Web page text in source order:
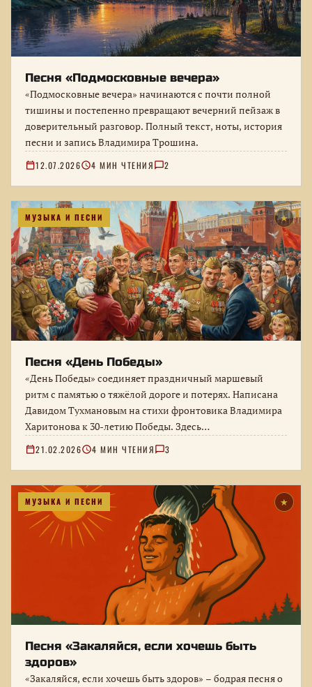
Песня «Подмосковные вечера»
«Подмосковные вечера» начинаются с почти полной
тишины и постепенно превращают вечерний пейзаж в
доверительный разговор. Полный текст, ноты, история
песни и запись Владимира Трошина.
12.07.2026 4 МИН ЧТЕНИЯ 2
МУЗЫКА И ПЕСНИ ★
Песня «День Победы»
«День Победы» соединяет праздничный маршевый
ритм с памятью о тяжёлой дороге и потерях. Написана
Давидом Тухмановым на стихи фронтовика Владимира
Харитонова к 30-летию Победы. Здесь…
21.02.2026 4 МИН ЧТЕНИЯ 3
МУЗЫКА И ПЕСНИ ★
Песня «Закаляйся, если хочешь быть
здоров»
«Закаляйся, если хочешь быть здоров» – бодрая песня о